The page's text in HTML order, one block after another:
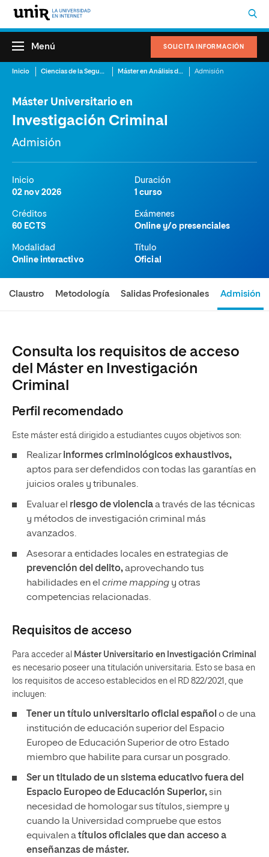
SOLICITA INFORMACIÓN
Menú
Inicio Ciencias de la Seguridad Máster en Análisis de la Conducta Criminal Admisión
Máster Universitario en
Investigación Criminal
Admisión
Inicio
02 nov 2026
Duración
1 curso
Créditos
60 ECTS
Exámenes
Online y/o presenciales
Modalidad
Online interactivo
Título
Oficial
Claustro Metodología Salidas Profesionales Admisión
Consulta los requisitos de acceso
del Máster en Investigación
Criminal
Perfil recomendado
Este máster está dirigido a estudiantes cuyos objetivos son:
Realizarinformes criminológicos exhaustivos,
aptos para ser defendidos con todas las garantías en
juicios orales y tribunales.
Evaluar el riesgo de violenciaa través de las técnicas
y métodos de investigación criminal más
avanzados.
Asesorar a entidades locales en estrategias de
prevención del delito,aprovechando tus
habilidades en el crime mapping y otras
competencias relacionadas.
Requisitos de acceso
Para acceder al Máster Universitario en Investigación Criminal
es necesario poseer una titulación universitaria. Esto se basa en
los requisitos de acceso establecidos en el RD 822/2021, que
incluyen:
Tener un título universitario oficial español o de una
institución de educación superior del Espacio
Europeo de Educación Superior de otro Estado
miembro que habilite para cursar un posgrado.
Ser un titulado de un sistema educativo fuera del
Espacio Europeo de Educación Superior,sin
necesidad de homologar sus títulos, siempre y
cuando la Universidad compruebe que estos
equivalen atítulos oficiales que dan acceso a
enseñanzas de máster.